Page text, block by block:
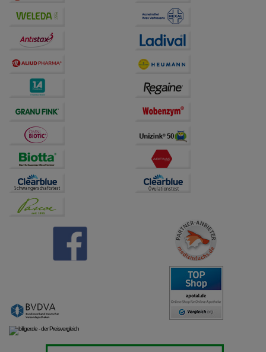
Bitte beachten Sie, dass Daten hierfür teilweise an
Dritte wie z.B. Google oder soziale Medien
übertragen werden.